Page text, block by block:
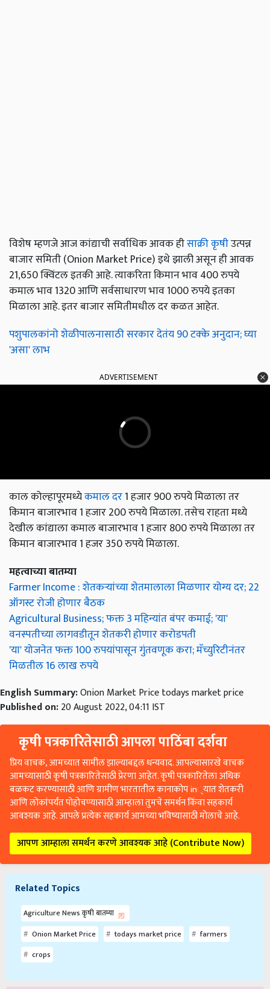
विशेष म्हणजे आज कांद्याची सर्वाधिक आवक हीसाक्री कृषीउत्पन्न
बाजार समिती (Onion Market Price) इथे झाली असून ही आवक
21,650 क्विंटल इतकी आहे. त्याकरिता किमान भाव 400 रुपये
कमाल भाव 1320 आणि सर्वसाधारण भाव 1000 रुपये इतका
मिळाला आहे. इतर बाजार समितीमधील दर कळत आहेत.
पशुपालकांनो शेळीपालनासाठी सरकार देतंय 90 टक्के अनुदान; घ्या
'असा' लाभ
ADVERTISEMENT
काल कोल्हापूरमध्येकमाल दर1 हजार 900 रुपये मिळाला तर
किमान बाजारभाव 1 हजार 200 रुपये मिळाला. तसेच राहता मध्ये
देखील कांद्याला कमाल बाजारभाव 1 हजार 800 रुपये मिळाला तर
किमान बाजारभाव 1 हजर 350 रुपये मिळाला.
महत्वाच्या बातम्या
Farmer Income : शेतकऱ्यांच्या शेतमालाला मिळणार योग्य दर; 22
ऑगस्ट रोजी होणार बैठक
Agricultural Business; फक्त 3 महिन्यांत बंपर कमाई; 'या'
वनस्पतीच्या लागवडीतून शेतकरी होणार करोडपती
'या' योजनेत फक्त 100 रुपयांपासून गुंतवणूक करा; मॅच्युरिटीनंतर
मिळतील 16 लाख रुपये
English Summary:Onion Market Price todays market price
Published on:20 August 2022, 04:11 IST
कृषी पत्रकारितेसाठी आपला पाठिंबा दर्शवा
प्रिय वाचक, आमच्यात सामील झाल्याबद्दल धन्यवाद. आपल्यासारखे वाचक
आमच्यासाठी कृषी पत्रकारितेसाठी प्रेरणा आहेत. कृषी पत्रकारितेला अधिक
बळकट करण्यासाठी आणि ग्रामीण भारतातील कानाकोप in्यात शेतकरी
आणि लोकांपर्यंत पोहोचण्यासाठी आम्हाला तुमचे समर्थन किंवा सहकार्य
आवश्यक आहे. आपले प्रत्येक सहकार्य आमच्या भविष्यासाठी मोलाचे आहे.
आपण आम्हाला समर्थन करणे आवश्यक आहे (Contribute Now)
Related Topics
Agriculture News कृषी बातम्या
Onion Market Price
todays market price
farmers
crops